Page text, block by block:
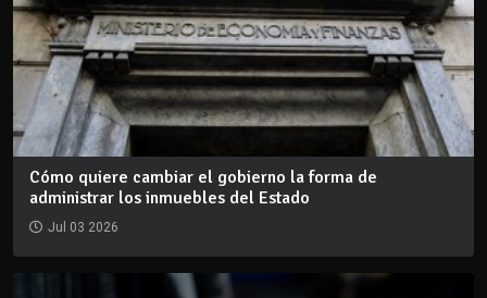
Cómo quiere cambiar el gobierno la forma de
administrar los inmuebles del Estado
Jul 03 2026